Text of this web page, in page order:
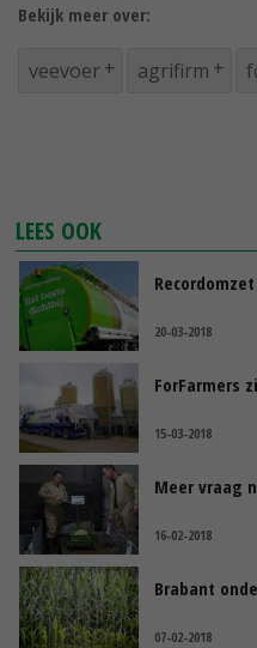
Bekijk meer over:
veevoer agrifirm
LEES OOK
20-03-2018
ForFarmers
15-03-2018
Meer vraag
16-02-2018
Brabant
07-02-2018